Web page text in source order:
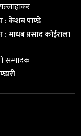
: केशब पाण्डे
: माधब प्रसाद कोईराला
सम्पादक